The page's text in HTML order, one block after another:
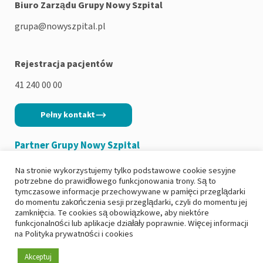
Biuro Zarządu Grupy Nowy Szpital
grupa@nowyszpital.pl
Rejestracja pacjentów
41 240 00 00
Pełny kontakt
Partner Grupy Nowy Szpital
Copyright 2026 |Polityka prywatności
Deklaracja dostępności
Ochrona danych osobowych i RODO
Na stronie wykorzystujemy tylko podstawowe cookie sesyjne
potrzebne do prawidłowego funkcjonowania trony. Są to
tymczasowe informacje przechowywane w pamięci przeglądarki
do momentu zakończenia sesji przeglądarki, czyli do momentu jej
zamknięcia. Te cookies są obowiązkowe, aby niektóre
funkcjonalności lub aplikacje działały poprawnie. Więcej informacji
na Polityka prywatności i cookies
Akceptuj